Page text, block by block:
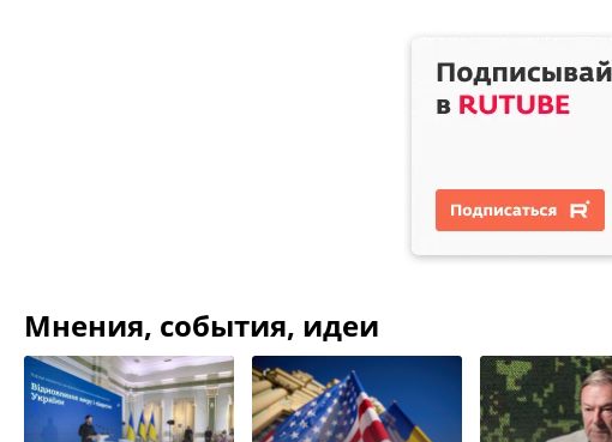
Мнения, события, идеи